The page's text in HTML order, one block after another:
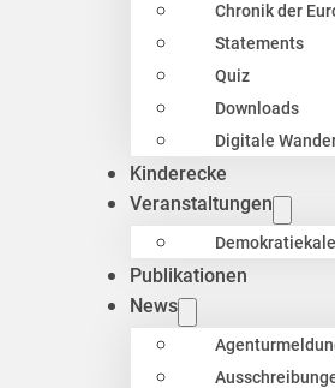
Chronik der
Statements
Quiz
Downloads
Digitale
Kinderecke
Veranstaltungen
Publikationen
News